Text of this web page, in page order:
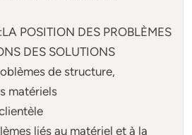
POSITION DES PROBLÈMES
DES SOLUTIONS
de structure,
matériels
liés au matériel et à la